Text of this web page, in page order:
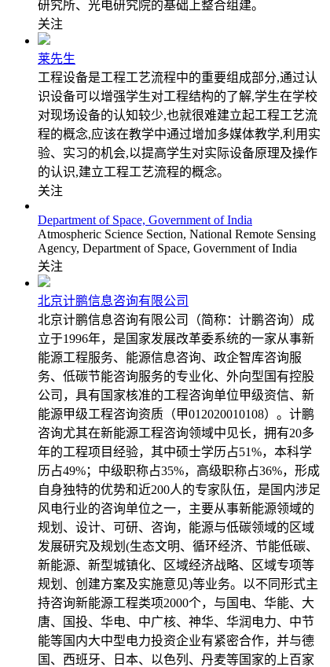
研究所、光电研究院的基础上整合组建。
关注
莱先生
工程设备是工程工艺流程中的重要组成部分,通过认
识设备可以增强学生对工程结构的了解,学生在学校
对现场设备的认知较少,也就很难建立起工程工艺流
程的概念,应该在教学中通过增加多媒体教学,利用实
验、实习的机会,以提高学生对实际设备原理及操作
的认识,建立工程工艺流程的概念。
关注
Department of Space, Government of India
Atmospheric Science Section, National Remote Sensing
Agency, Department of Space, Government of India
关注
北京计鹏信息咨询有限公司
北京计鹏信息咨询有限公司（简称：计鹏咨询）成
立于1996年，是国家发展改革委系统的一家从事新
能源工程服务、能源信息咨询、政企智库咨询服
务、低碳节能咨询服务的专业化、外向型国有控股
公司，具有国家核准的工程咨询单位甲级资信、新
能源甲级工程咨询资质（甲012020010108）。计鹏
咨询尤其在新能源工程咨询领域中见长，拥有20多
年的工程项目经验，其中硕士学历占51%，本科学
历占49%；中级职称占35%，高级职称占36%，形成
自身独特的优势和近200人的专家队伍，是国内涉足
风电行业的咨询单位之一，主要从事新能源领域的
规划、设计、可研、咨询，能源与低碳领域的区域
发展研究及规划(生态文明、循环经济、节能低碳、
新能源、新型城镇化、区域经济战略、区域专项等
规划、创建方案及实施意见)等业务。以不同形式主
持咨询新能源工程类项2000个，与国电、华能、大
唐、国投、华电、中广核、神华、华润电力、中节
能等国内大中型电力投资企业有紧密合作，并与德
国、西班牙、日本、以色列、丹麦等国家的上百家